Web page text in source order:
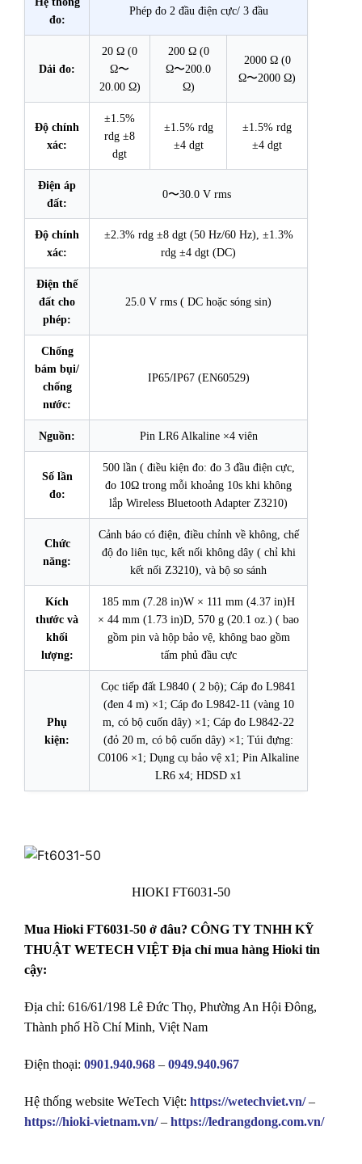
đo:
Phép đo 2 đầu điện cực/ 3 đầu
Dải đo:
20 Ω (0
Ω〜
20.00 Ω)
200 Ω (0
Ω〜200.0
Ω)
2000 Ω (0
Ω〜2000 Ω)
Độ chính
xác:
±1.5%
rdg ±8
dgt
±1.5% rdg
±4 dgt
±1.5% rdg
±4 dgt
Điện áp
đất:
0〜30.0 V rms
Độ chính
xác:
±2.3% rdg ±8 dgt (50 Hz/60 Hz), ±1.3%
rdg ±4 dgt (DC)
Điện thế
đất cho
phép:
25.0 V rms ( DC hoặc sóng sin)
Chống
bám bụi/
chống
nước:
IP65/IP67 (EN60529)
Nguồn: Pin LR6 Alkaline ×4 viên
Số lần
đo:
500 lần ( điều kiện đo: đo 3 đầu điện cực,
đo 10Ω trong mỗi khoảng 10s khi không
lắp Wireless Bluetooth Adapter Z3210)
Chức
năng:
Cảnh báo có điện, điều chỉnh về không, chế
độ đo liên tục, kết nối không dây ( chỉ khi
kết nối Z3210), và bộ so sánh
Kích
thước và
khối
lượng:
185 mm (7.28 in)W × 111 mm (4.37 in)H
× 44 mm (1.73 in)D, 570 g (20.1 oz.) ( bao
gồm pin và hộp bảo vệ, không bao gồm
tấm phủ đầu cực
Phụ
kiện:
Cọc tiếp đất L9840 ( 2 bộ); Cáp đo L9841
(đen 4 m) ×1; Cáp đo L9842-11 (vàng 10
m, có bộ cuốn dây) ×1; Cáp đo L9842-22
(đỏ 20 m, có bộ cuốn dây) ×1; Túi đựng:
C0106 ×1; Dụng cụ bảo vệ x1; Pin Alkaline
LR6 x4; HDSD x1
HIOKI FT6031-50
Mua Hioki FT6031-50 ở đâu? CÔNG TY TNHH KỸ
THUẬT WETECH VIỆT Địa chỉ mua hàng Hioki tin
cậy:
Địa chỉ: 616/61/198 Lê Đức Thọ, Phường An Hội Đông,
Thành phố Hồ Chí Minh, Việt Nam
Điện thoại: 0901.940.968 – 0949.940.967
Hệ thống website WeTech Việt: https://wetechviet.vn/–
https://hioki-vietnam.vn/– https://ledrangdong.com.vn/